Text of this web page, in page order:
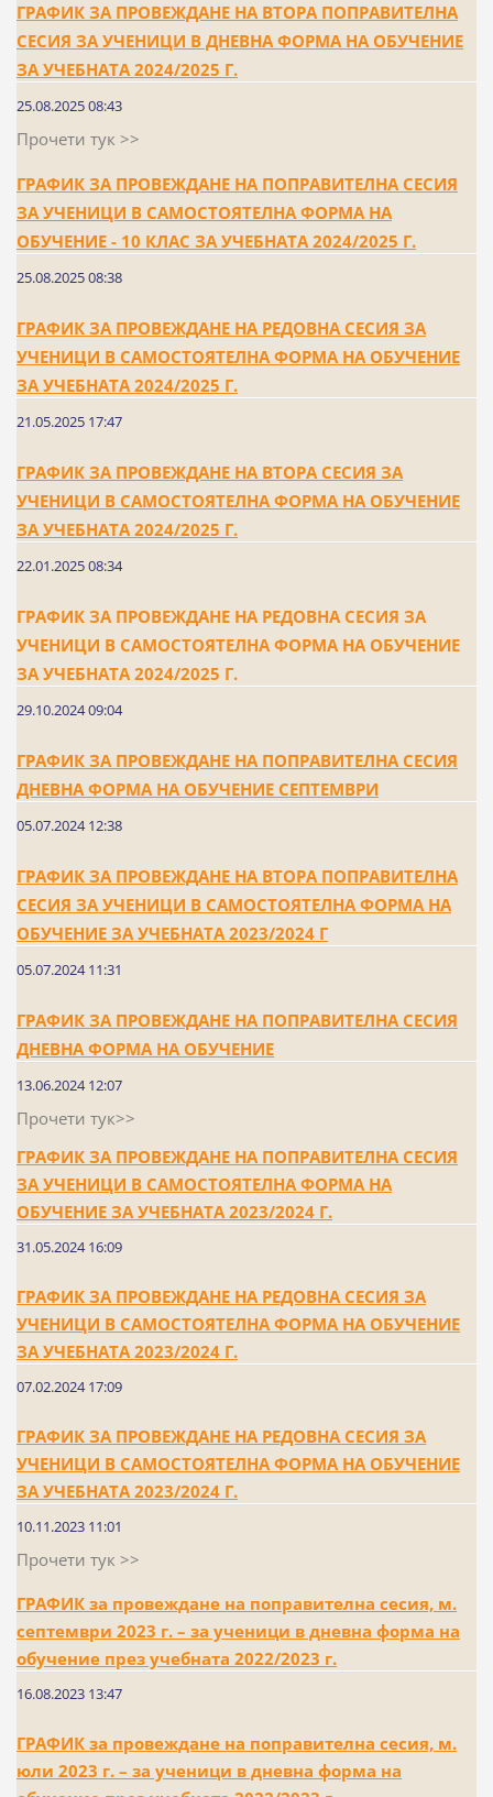
ГРАФИК ЗА ПРОВЕЖДАНЕ НА ВТОРА ПОПРАВИТЕЛНА
СЕСИЯ ЗА УЧЕНИЦИ В ДНЕВНА ФОРМА НА ОБУЧЕНИЕ
ЗА УЧЕБНАТА 2024/2025 Г.
25.08.2025 08:43
Прочети тук >>
ГРАФИК ЗА ПРОВЕЖДАНЕ НА ПОПРАВИТЕЛНА СЕСИЯ
ЗА УЧЕНИЦИ В САМОСТОЯТЕЛНА ФОРМА НА
ОБУЧЕНИЕ - 10 КЛАС ЗА УЧЕБНАТА 2024/2025 Г.
25.08.2025 08:38
ГРАФИК ЗА ПРОВЕЖДАНЕ НА РЕДОВНА СЕСИЯ ЗА
УЧЕНИЦИ В САМОСТОЯТЕЛНА ФОРМА НА ОБУЧЕНИЕ
ЗА УЧЕБНАТА 2024/2025 Г.
21.05.2025 17:47
ГРАФИК ЗА ПРОВЕЖДАНЕ НА ВТОРА СЕСИЯ ЗА
УЧЕНИЦИ В САМОСТОЯТЕЛНА ФОРМА НА ОБУЧЕНИЕ
ЗА УЧЕБНАТА 2024/2025 Г.
22.01.2025 08:34
ГРАФИК ЗА ПРОВЕЖДАНЕ НА РЕДОВНА СЕСИЯ ЗА
УЧЕНИЦИ В САМОСТОЯТЕЛНА ФОРМА НА ОБУЧЕНИЕ
ЗА УЧЕБНАТА 2024/2025 Г.
29.10.2024 09:04
ГРАФИК ЗА ПРОВЕЖДАНЕ НА ПОПРАВИТЕЛНА СЕСИЯ
ДНЕВНА ФОРМА НА ОБУЧЕНИЕ СЕПТЕМВРИ
05.07.2024 12:38
ГРАФИК ЗА ПРОВЕЖДАНЕ НА ВТОРА ПОПРАВИТЕЛНА
СЕСИЯ ЗА УЧЕНИЦИ В САМОСТОЯТЕЛНА ФОРМА НА
ОБУЧЕНИЕ ЗА УЧЕБНАТА 2023/2024 Г
05.07.2024 11:31
ГРАФИК ЗА ПРОВЕЖДАНЕ НА ПОПРАВИТЕЛНА СЕСИЯ
ДНЕВНА ФОРМА НА ОБУЧЕНИЕ
13.06.2024 12:07
Прочети тук>>
ГРАФИК ЗА ПРОВЕЖДАНЕ НА ПОПРАВИТЕЛНА СЕСИЯ
ЗА УЧЕНИЦИ В САМОСТОЯТЕЛНА ФОРМА НА
ОБУЧЕНИЕ ЗА УЧЕБНАТА 2023/2024 Г.
31.05.2024 16:09
ГРАФИК ЗА ПРОВЕЖДАНЕ НА РЕДОВНА СЕСИЯ ЗА
УЧЕНИЦИ В САМОСТОЯТЕЛНА ФОРМА НА ОБУЧЕНИЕ
ЗА УЧЕБНАТА 2023/2024 Г.
07.02.2024 17:09
ГРАФИК ЗА ПРОВЕЖДАНЕ НА РЕДОВНА СЕСИЯ ЗА
УЧЕНИЦИ В САМОСТОЯТЕЛНА ФОРМА НА ОБУЧЕНИЕ
ЗА УЧЕБНАТА 2023/2024 Г.
10.11.2023 11:01
Прочети тук >>
ГРАФИК за провеждане на поправителна сесия, м.
септември 2023 г. – за ученици в дневна форма на
обучение през учебната 2022/2023 г.
16.08.2023 13:47
ГРАФИК за провеждане на поправителна сесия, м.
юли 2023 г. – за ученици в дневна форма на